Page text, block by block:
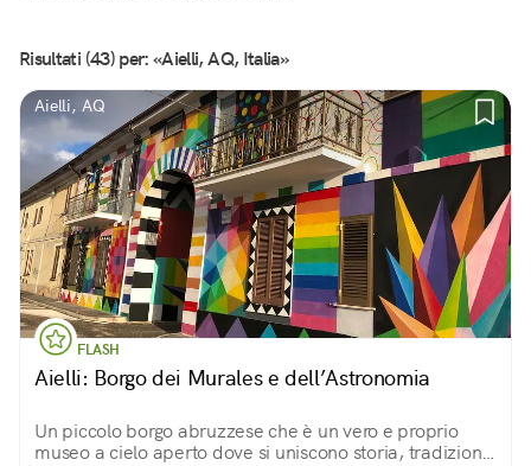
Risultati (43) per: «Aielli, AQ, Italia»
Aielli, AQ
FLASH
Aielli: Borgo dei Murales e dell’Astronomia
Un piccolo borgo abruzzese che è un vero e proprio
museo a cielo aperto dove si uniscono storia, tradizioni